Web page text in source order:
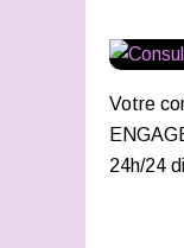
Votre
24h/24